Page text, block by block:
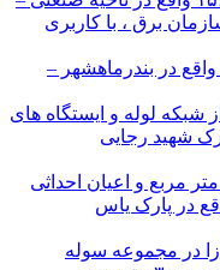
برق ، با کاربری
فروش زمین تجاری به پلاک ثبتی ۲۰۷۵۷ واقع در بندرماهشهر –
شبکه لوله و ایستگاه های
شهید رجایی
اجاره یک باب ساختمان به مساحت ۱۹۰ متر مربع و اعیان احداثی
در پارک یاس
در مجموعه سوله